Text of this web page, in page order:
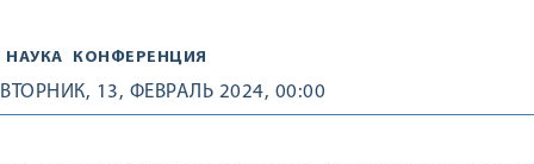
НАУКА КОНФЕРЕНЦИЯ
ВТОРНИК, 13, ФЕВРАЛЬ 2024, 00:00